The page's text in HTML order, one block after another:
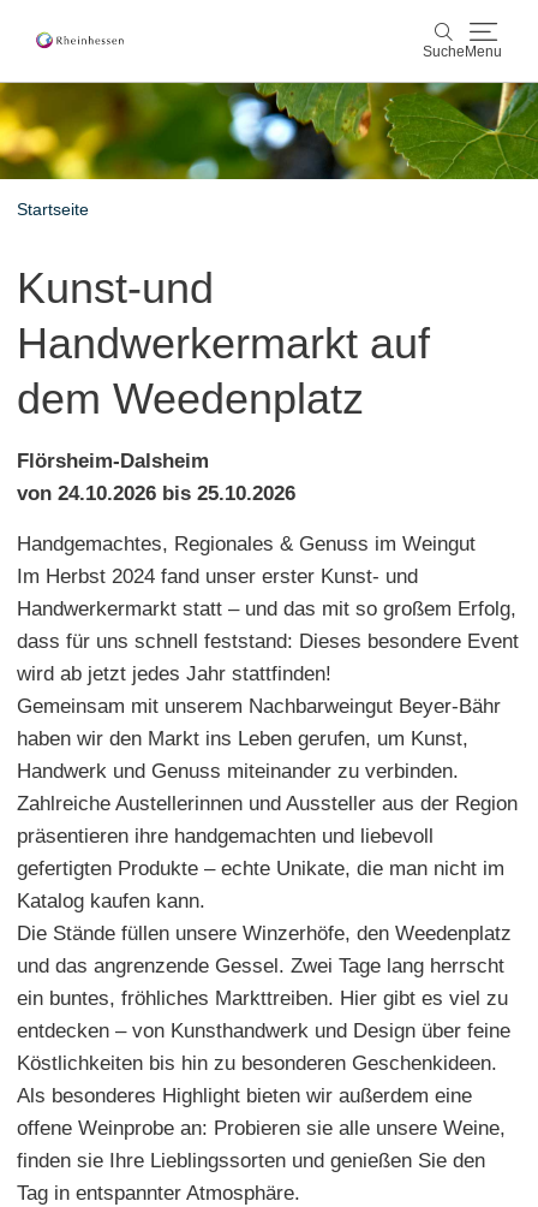
Suche Menu
Suche
Wein & Genuss
Veranstaltungen
Buchung & Service
Startseite
Kunst-und
Handwerkermarkt auf
dem Weedenplatz
Flörsheim-Dalsheim
von 24.10.2026 bis 25.10.2026
Handgemachtes, Regionales & Genuss im Weingut
Im Herbst 2024 fand unser erster Kunst- und
Handwerkermarkt statt – und das mit so großem Erfolg,
dass für uns schnell feststand: Dieses besondere Event
wird ab jetzt jedes Jahr stattfinden!
Gemeinsam mit unserem Nachbarweingut Beyer-Bähr
haben wir den Markt ins Leben gerufen, um Kunst,
Handwerk und Genuss miteinander zu verbinden.
Zahlreiche Austellerinnen und Aussteller aus der Region
präsentieren ihre handgemachten und liebevoll
gefertigten Produkte – echte Unikate, die man nicht im
Katalog kaufen kann.
Die Stände füllen unsere Winzerhöfe, den Weedenplatz
und das angrenzende Gessel. Zwei Tage lang herrscht
ein buntes, fröhliches Markttreiben. Hier gibt es viel zu
entdecken – von Kunsthandwerk und Design über feine
Köstlichkeiten bis hin zu besonderen Geschenkideen.
Als besonderes Highlight bieten wir außerdem eine
offene Weinprobe an: Probieren sie alle unsere Weine,
finden sie Ihre Lieblingssorten und genießen Sie den
Tag in entspannter Atmosphäre.